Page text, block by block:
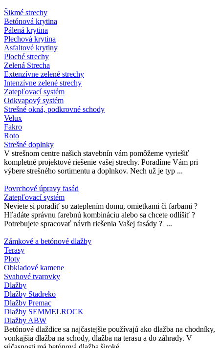
Šikmé strechy
Betónová krytina
Pálená krytina
Plechová krytina
Asfaltové krytiny
Ploché strechy
Zelená Strecha
Extenzívne zelené strechy
Intenzívne zelené strechy
Zatepľovací systém
Odkvapový systém
Strešné okná, podkrovné schody
Velux
Fakro
Roto
Strešné doplnky
V strešnom centre našich stavebnín vám pomôžeme vyriešiť
kompletné projektové riešenie vašej strechy. Poradíme Vám pri
výbere strešného sortimentu a doplnkov. Nech už je typ ...
Povrchové úpravy fasád
Zatepľovací systém
Neviete si poradiť so zateplením domu, omietkami či farbami ?
Hľadáte správnu farebnú kombináciu alebo sa chcete odlíšiť ?
Potrebujete spracovať návrh riešenia Vašej fasády ? ...
Zámkové a betónové dlažby
Terasy
Ploty
Obkladové kamene
Svahové tvarovky
Dlažby
Dlažby Stadreko
Dlažby Premac
Dlažby SEMMELROCK
Dlažby ABW
Betónové dlaždice sa najčastejšie používajú ako dlažba na chodníky,
vonkajšia dlažba na schody, dlažba na terasu a do záhrady. V